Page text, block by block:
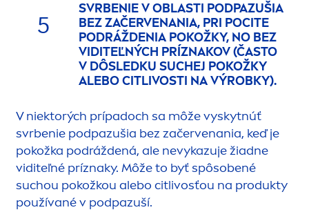
5
SVRBENIE V OBLASTI PODPAZUŠIA
BEZ ZAČERVENANIA, PRI POCITE
PODRÁŽDENIA POKOŽKY, NO BEZ
VIDITEĽNÝCH PRÍZNAKOV (ČASTO
V DÔSLEDKU SUCHEJ POKOŽKY
ALEBO CITLIVOSTI NA VÝROBKY).
V niektorých prípadoch sa môže vyskytnúť
svrbenie podpazušia bez začervenania, keď je
pokožka podráždená, ale nevykazuje žiadne
viditeľné príznaky. Môže to byť spôsobené
suchou pokožkou alebo citlivosťou na produkty
používané v podpazuší.